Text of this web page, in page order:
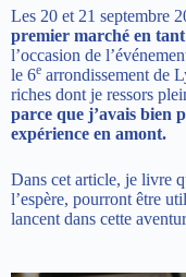
Les 20 et 21 septembre
premier marché en
l’occasion de
le 6e arrondissement de
riches dont je ressors
parce que j’avais bien
expérience en amont.
Dans cet article, je livre
l’espère, pourront être
lancent dans cette